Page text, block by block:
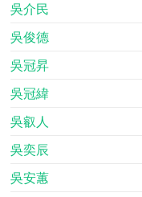
吳介民
吳俊德
吳冠昇
吳冠緯
吳叡人
吳奕辰
吳安蕙